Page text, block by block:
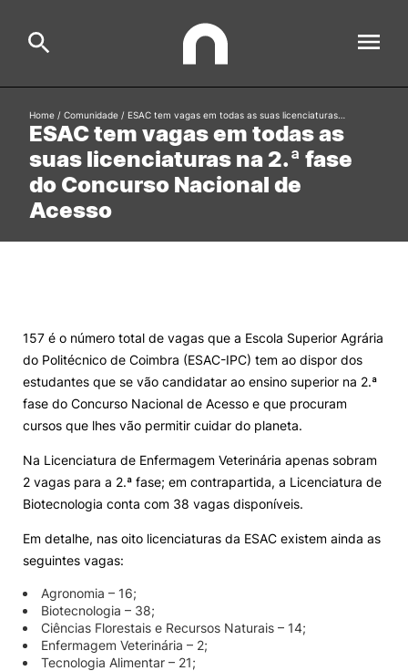
ESAC
Estudar
International Relations
Ofertas de Emprego e Informações Úteis
Mudança de Par Instituição/Curso
©2026 Instituto Politécnico de Coimbra. Todos os direitos reservados.
Search
Formative Offer
ESAC tem vagas em todas as
suas licenciaturas na 2.ª fase
do Concurso Nacional de
Acesso
Home / Comunidade / ESAC tem vagas em todas as suas licenciaturas…
157 é o número total de vagas que a Escola Superior Agrária
do Politécnico de Coimbra (ESAC-IPC) tem ao dispor dos
estudantes que se vão candidatar ao ensino superior na 2.ª
fase do Concurso Nacional de Acesso e que procuram
cursos que lhes vão permitir cuidar do planeta.
Na Licenciatura de Enfermagem Veterinária apenas sobram
2 vagas para a 2.ª fase; em contrapartida, a Licenciatura de
Biotecnologia conta com 38 vagas disponíveis.
Em detalhe, nas oito licenciaturas da ESAC existem ainda as
seguintes vagas:
Agronomia – 16;
Biotecnologia – 38;
Ciências Florestais e Recursos Naturais – 14;
Enfermagem Veterinária – 2;
Tecnologia Alimentar – 21;